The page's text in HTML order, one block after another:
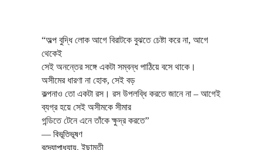
“অল্প বুদ্ধি লোক আগে বিরাটকে বুঝতে চেষ্টা করে না, আগে
থেকেই
সেই অনন্তের সঙ্গে একটা সম্বন্ধ পাঠিয়ে বসে থাকে।
অসীমের ধারণা না হোক, সেই বড়
কল্পনাও তো একটা রস। রস উপলব্ধি করতে জানে না – আগেই
ব্যগ্র হয়ে সেই অসীমকে সীমার
গন্ডিতে টেনে এনে তাঁকে ক্ষুদ্র করতে”
― বিভূতিভূষণ
বন্দ্যোপাধ্যায়,ইছামতী